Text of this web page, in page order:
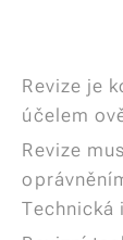
Revize je
účelem
Revize
Technická